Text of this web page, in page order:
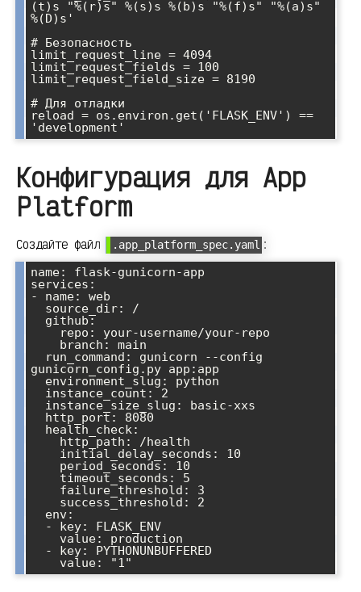
(t)s "%(r)s" %(s)s %(b)s "%(f)s" "%(a)s"
%(D)s'
# Безопасность
limit_request_line = 4094
limit_request_fields = 100
limit_request_field_size = 8190
# Для отладки
reload = os.environ.get('FLASK_ENV') ==
Конфигурация для App
Platform
Создайте файл .app_platform_spec.yaml :
name: flask-gunicorn-app
services:
- name: web
gunicorn_config.py app:app